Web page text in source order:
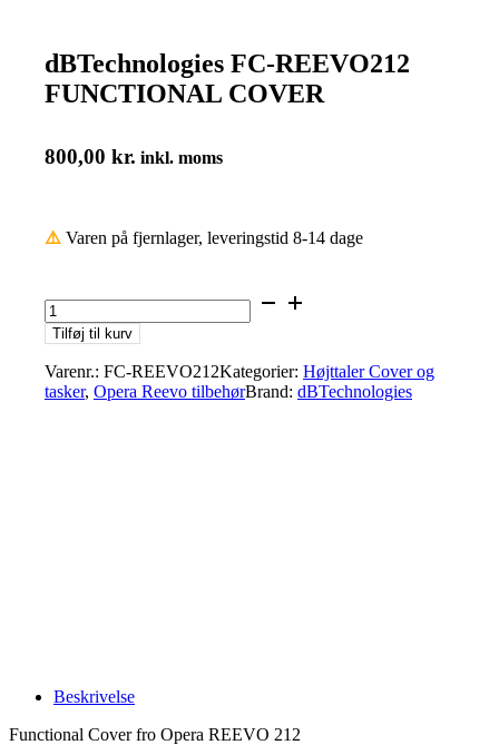
dBTechnologies FC-REEVO212
FUNCTIONAL COVER
800,00 kr. inkl. moms
⚠️ Varen på fjernlager, leveringstid 8-14 dage
dBTechnologies
FC-
REEVO212
COVER
antal
Tilføj til kurv
Varenr.: FC-REEVO212Kategorier: Højttaler Cover og
tasker, Opera Reevo tilbehørBrand: dBTechnologies
Beskrivelse
Functional Cover fro Opera REEVO 212